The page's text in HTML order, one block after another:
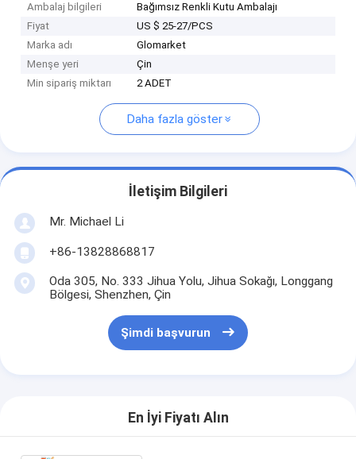
Ambalaj bilgileri
Bağımsız Renkli Kutu Ambalajı
Fiyat
US $ 25-27/PCS
Marka adı
Glomarket
Menşe yeri
Çin
Min sipariş miktarı
2 ADET
Daha fazla göster
İletişim Bilgileri
Mr. Michael Li
+86-13828868817
Oda 305, No. 333 Jihua Yolu, Jihua Sokağı, Longgang
Bölgesi, Shenzhen, Çin
Şimdi başvurun
En İyi Fiyatı Alın